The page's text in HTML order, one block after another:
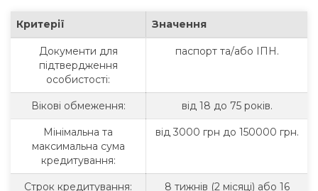
Критерії Значення
Документи для
підтвердження
особистості:
паспорт та/або ІПН.
Вікові обмеження: від 18 до 75 років.
Мінімальна та
максимальна сума
кредитування:
від 3000 грн до 150000 грн.
Строк кредитування: 8 тижнів (2 місяці) або 16